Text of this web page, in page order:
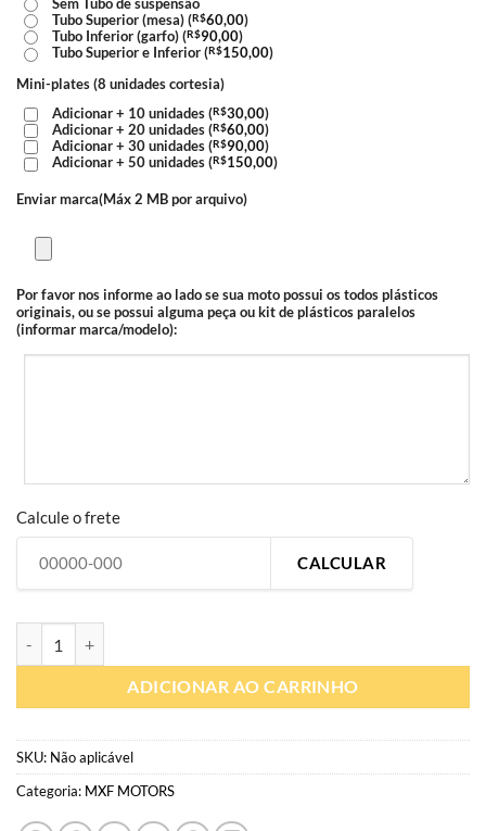
Tubo Superior (mesa) (R$60,00)
Tubo Inferior (garfo) (R$90,00)
Tubo Superior e Inferior (R$150,00)
Mini-plates (8 unidades cortesia)
Adicionar + 10 unidades (R$30,00)
Adicionar + 20 unidades (R$60,00)
Adicionar + 30 unidades (R$90,00)
Adicionar + 50 unidades (R$150,00)
Enviar marca(Máx 2 MB por arquivo)
Por favor nos informe ao lado se sua moto possui os todos plásticos
originais, ou se possui alguma peça ou kit de plásticos paralelos
(informar marca/modelo):
Calcule o frete
CALCULAR
ADICIONAR AO CARRINHO
SKU: Não aplicável
Categoria: MXF MOTORS